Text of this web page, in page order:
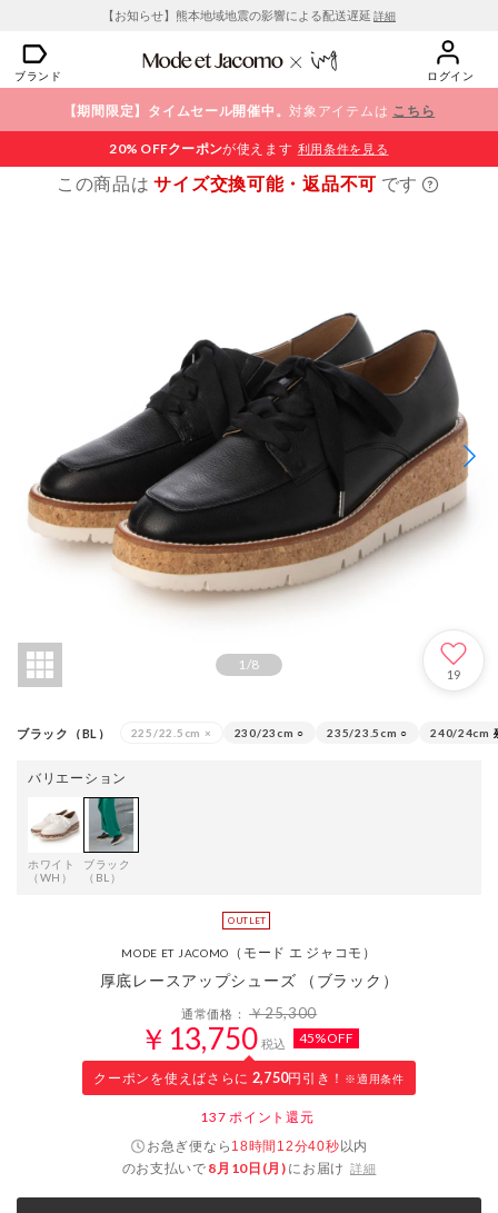
【お知らせ】熊本地域地震の影響による配送遅延 詳細
ブランド ログイン
【期間限定】タイムセール開催中。対象アイテムは こちら
20% OFFクーポンが使えます 利用条件を見る
この商品はサイズ交換可能・返品不可 です
1/8
19
ブラック（BL） 225/22.5cm × 230/23cm ○ 235/23.5cm ○ 240/24cm
バリエーション
ホワイト
（WH）
ブラック
（BL）
MODE ET JACOMO （モード エ ジャコモ）
厚底レースアップシューズ （ブラック）
通常価格：￥25,300
￥13,750 税込 45%OFF
クーポンを使えばさらに 2,750円引き！ ※適用条件
137 ポイント還元
お急ぎ便なら 18時間12分40秒以内
のお支払いで 8月10日(月) にお届け 詳細